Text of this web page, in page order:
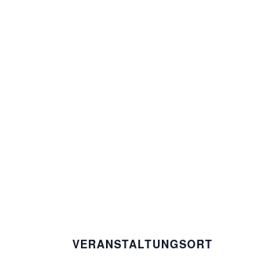
VERANSTALTUNGSORT